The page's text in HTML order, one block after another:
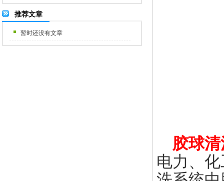
推荐文章
暂时还没有文章
胶球
电力、